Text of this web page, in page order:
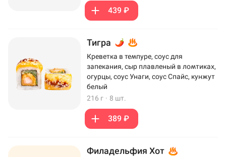
439 ₽
Тигра
Креветка в темпуре, соус для
запекания, сыр плавленый в ломтиках,
огурцы, соус Унаги, соус Спайс, кунжут
белый
216 г · 8 шт.
389 ₽
Филадельфия Хот